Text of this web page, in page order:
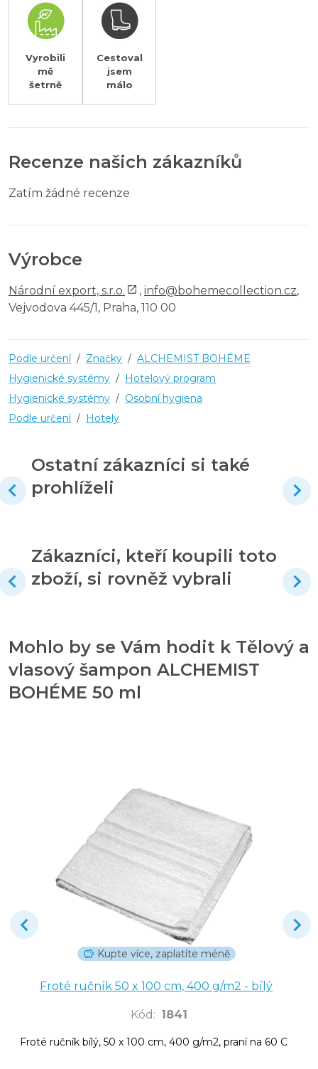
Vyrobili
mě
šetrně
Cestoval
jsem
málo
Recenze našich zákazníků
Zatím žádné recenze
Výrobce
Národní export, s.r.o. , info@bohemecollection.cz,
Vejvodova 445/1, Praha, 110 00
Podle určení / Značky / ALCHEMIST BOHÉME
Hygienické systémy / Hotelový program
Hygienické systémy / Osobní hygiena
Podle určení / Hotely
Ostatní zákazníci si také
prohlíželi
Zákazníci, kteří koupili toto
zboží, si rovněž vybrali
Mohlo by se Vám hodit k Tělový a
vlasový šampon ALCHEMIST
BOHÉME 50 ml
Kupte více, zaplatíte méně
Froté ručník 50 x 100 cm, 400 g/m2 - bílý
Kód : 1841
Froté ručník bílý, 50 x 100 cm, 400 g/m2, praní na 60 C